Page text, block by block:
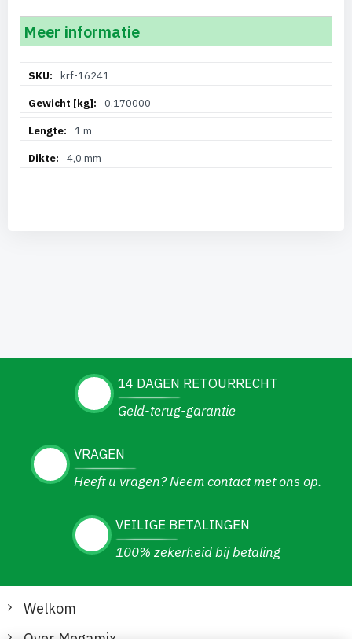
Meer informatie
informatiekrf-16241
0.170000
1 m
4,0 mm
14 DAGEN RETOURRECHT
Geld-terug-garantie
VRAGEN
Heeft u vragen? Neem contact met ons op.
VEILIGE BETALINGEN
100% zekerheid bij betaling
Welkom